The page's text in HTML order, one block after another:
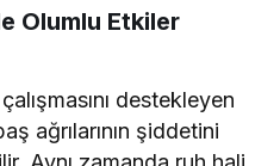
Olumlu Etkiler
destekleyen
ağrılarının şiddetini